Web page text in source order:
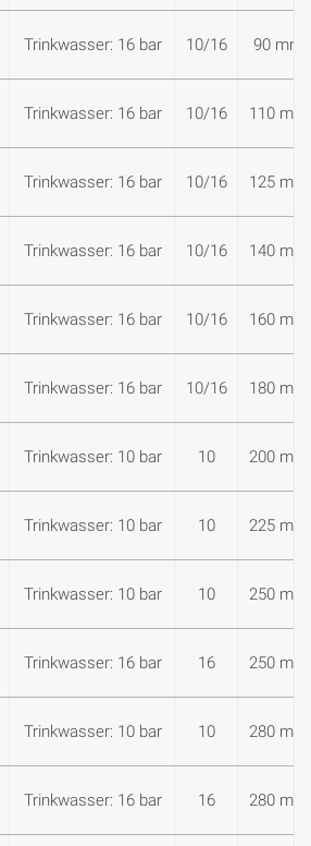
Trinkwasser: 16 bar 10/16 90 mm
Trinkwasser: 16 bar 10/16 110 mm
Trinkwasser: 16 bar 10/16 125 mm
Trinkwasser: 16 bar 10/16 140 mm
Trinkwasser: 16 bar 10/16 160 mm
Trinkwasser: 16 bar 10/16 180 mm
Trinkwasser: 10 bar 10 200 mm
Trinkwasser: 10 bar 10 225 mm
Trinkwasser: 10 bar 10 250 mm
Trinkwasser: 16 bar 16 250 mm
Trinkwasser: 10 bar 10 280 mm
Trinkwasser: 16 bar 16 280 mm